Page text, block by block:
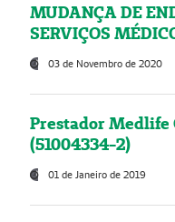
MUDANÇA DE
SERVIÇOS
03 de Novembro de 2020
Prestador Medlife
(51004334-2)
01 de Janeiro de 2019